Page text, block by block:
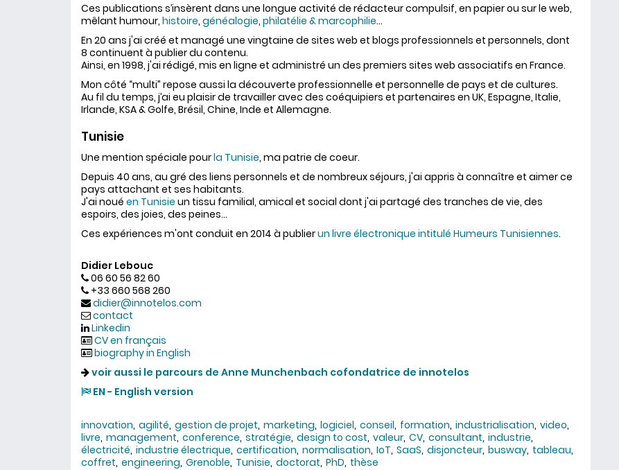
Ces publications s’insèrent dans une longue activité de rédacteur compulsif, en papier ou sur le web,
mêlant humour, histoire, généalogie, philatélie & marcophilie...
En 20 ans j'ai créé et managé une vingtaine de sites web et blogs professionnels et personnels, dont
8 continuent à publier du contenu.
Ainsi, en 1998, j'ai rédigé, mis en ligne et administré un des premiers sites web associatifs en France.
Mon côté “multi” repose aussi la découverte professionnelle et personnelle de pays et de cultures.
Au fil du temps, j’ai eu plaisir de travailler avec des coéquipiers et partenaires en UK, Espagne, Italie,
Irlande, KSA & Golfe, Brésil, Chine, Inde et Allemagne.
Tunisie
Une mention spéciale pourla Tunisie, ma patrie de coeur.
Depuis 40 ans, au gré des liens personnels et de nombreux séjours, j'ai appris à connaître et aimer ce
pays attachant et ses habitants.
J'ai noué en Tunisie un tissu familial, amical et social dont j'ai partagé des tranches de vie, des
espoirs, des joies, des peines...
Ces expériences m'ont conduit en 2014 à publierun livre électronique intitulé Humeurs Tunisiennes.
Didier Lebouc
06 60 56 82 60
+33 660 568 260
didier@innotelos.com
contact
Linkedin
CV en français
biography in English
voir aussi le parcours de Anne Munchenbach cofondatrice de innotelos
EN - English version
innovation agilité gestion de projet marketing logiciel conseil formation industrialisation video
livre management conference stratégie design to cost valeur CV consultant industrie
électricité industrie électrique certification normalisation IoT SaaS disjoncteur busway tableau
coffret engineering Grenoble Tunisie doctorat PhD thèse